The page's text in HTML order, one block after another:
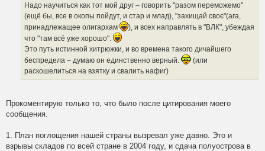
Надо научиться как тот мой друг – говорить "разом переможемо"
(ещё бы, все в окопы пойдут, и стар и млад), "захищай своє"(ага,
принадлежащее олигархам
), и всех направлять в "ВЛК", убеждая
что "там всё уже хорошо".
Это путь истинной хитрюжки, и во времена такого дичайшего
беспредела – думаю он единственно верный.
(или
раскошелиться на взятку и свалить нафиг)
Прокоментирую только то, что было после цитирования моего
сообщения.
1. План поглощения нашей страны вызревал уже давно. Это и
взрывы складов по всей стране в 2004 году, и сдача полуострова в